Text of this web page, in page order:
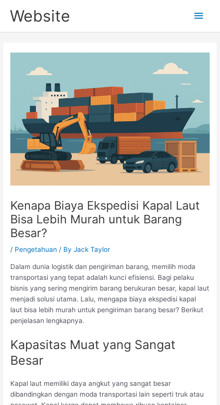
Website
Main
Kenapa Biaya Ekspedisi Kapal Laut
Bisa Lebih Murah untuk Barang
Besar?
/ Pengetahuan / ByJack Taylor
Dalam dunia logistik dan pengiriman barang, memilih moda
transportasi yang tepat adalah kunci efisiensi. Bagi pelaku
bisnis yang sering mengirim barang berukuran besar, kapal laut
menjadi solusi utama. Lalu, mengapa biaya ekspedisi kapal
laut bisa lebih murah untuk pengiriman barang besar? Berikut
penjelasan lengkapnya.
Kapasitas Muat yang Sangat
Besar
Kapal laut memiliki daya angkut yang sangat besar
dibandingkan dengan moda transportasi lain seperti truk atau